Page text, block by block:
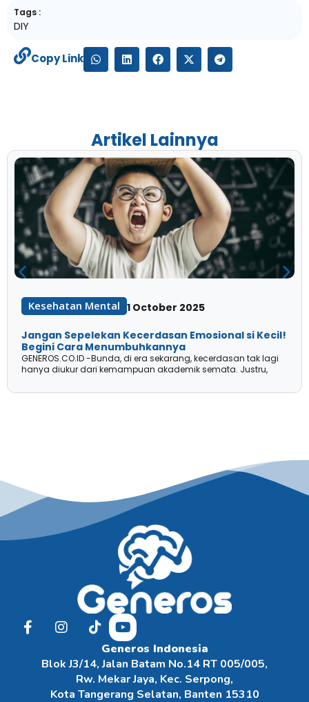
Copy Link
Tags :
DIY
Artikel Lainnya
Kesehatan Mental 1 October 2025
Jangan Sepelekan Kecerdasan Emosional si Kecil!
Begini Cara Menumbuhkannya
GENEROS.CO.ID -Bunda, di era sekarang, kecerdasan tak lagi
hanya diukur dari kemampuan akademik semata. Justru,
Generos Indonesia
Blok J3/14, Jalan Batam No.14 RT 005/005,
Rw. Mekar Jaya, Kec. Serpong,
Kota Tangerang Selatan, Banten 15310